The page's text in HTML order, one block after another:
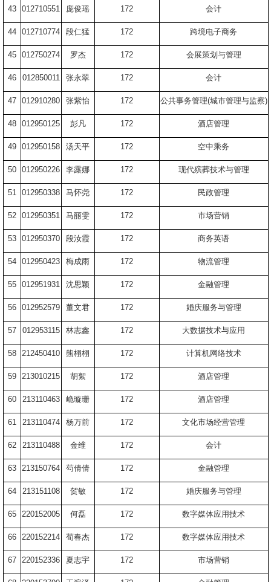
43 012710551 庞俊瑶 172 会计
44 012710774 段仁猛 172 跨境电子商务
45 012750274 罗杰 172 会展策划与管理
46 012850011 张永翠 172 会计
47 012910280 张紫怡 172 公共事务管理(城市管理与监察)
48 012950125 彭凡 172 酒店管理
49 012950158 汤天平 172 空中乘务
50 012950226 李露娜 172 现代殡葬技术与管理
51 012950338 马怀尧 172 民政管理
52 012950351 马丽雯 172 市场营销
53 012950370 段汝霞 172 商务英语
54 012950423 梅成雨 172 物流管理
55 012951931 沈思颖 172 金融管理
56 012952579 董文君 172 婚庆服务与管理
57 012953115 林志鑫 172 大数据技术与应用
58 212450410 熊栩栩 172 计算机网络技术
59 213010215 胡絮 172 酒店管理
60 213110463 峗璇珊 172 酒店管理
61 213110474 杨万前 172 文化市场经营管理
62 213110488 金维 172 会计
63 213150764 芶倩倩 172 金融管理
64 213151108 贺敏 172 婚庆服务与管理
65 220152005 何磊 172 数字媒体应用技术
66 220152214 荀春杰 172 数字媒体应用技术
67 220152336 夏志宇 172 市场营销